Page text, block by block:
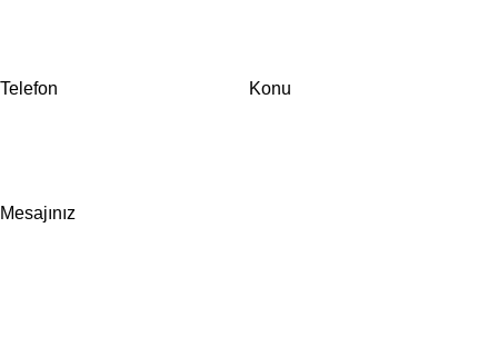
Telefon Konu
Mesajınız